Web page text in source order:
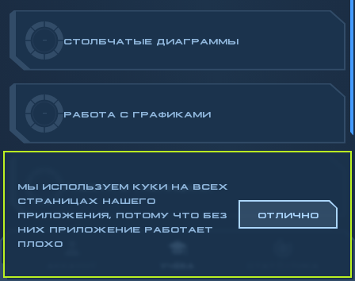
- СТОЛБЧАТЫЕ ДИАГРАММЫ
- РАБОТА С ГРАФИКАМИ
- РАБОТА С ТАБЛИЦАМИ
МЫ ИСПОЛЬЗУЕМ КУКИ НА ВСЕХ
СТРАНИЦАХ НАШЕГО
ПРИЛОЖЕНИЯ, ПОТОМУ ЧТО БЕЗ
НИХ ПРИЛОЖЕНИЕ РАБОТАЕТ
ПЛОХО
ОТЛИЧНО